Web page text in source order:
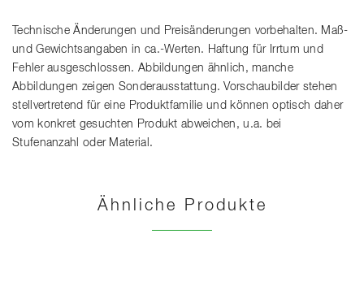
Technische Änderungen und Preisänderungen vorbehalten. Maß-
und Gewichtsangaben in ca.-Werten. Haftung für Irrtum und
Fehler ausgeschlossen. Abbildungen ähnlich, manche
Abbildungen zeigen Sonderausstattung. Vorschaubilder stehen
stellvertretend für eine Produktfamilie und können optisch daher
vom konkret gesuchten Produkt abweichen, u.a. bei
Stufenanzahl oder Material.
Ähnliche Produkte